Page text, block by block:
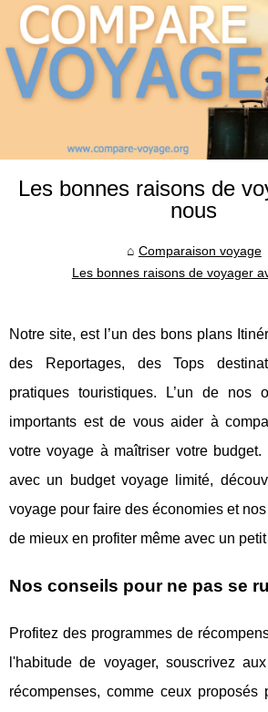
Les bonnes raisons de
nous
Comparaison voyage
Les bonnes raisons de voyager
Notre site, est l’un des bons plans
des Reportages, des Tops
pratiques touristiques. L’un de nos
importants est de vous aider à
votre voyage à maîtriser votre
avec un budget voyage limité,
voyage pour faire des économies et
de mieux en profiter même avec un
Nos conseils pour ne pas se
Profitez des programmes de
l'habitude de voyager, souscrivez
récompenses, comme ceux proposés